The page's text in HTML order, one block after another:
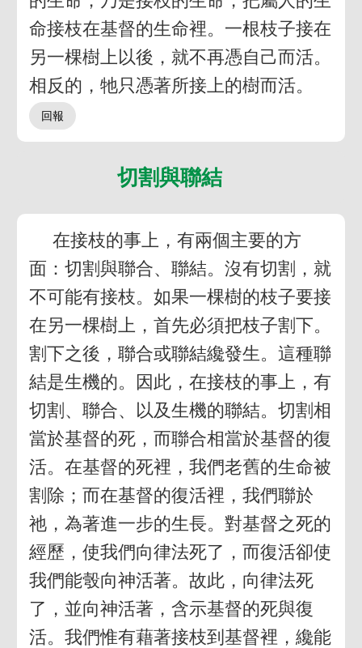
命接枝在基督的生命裡。一根枝子接在
另一棵樹上以後，就不再憑自己而活。
相反的，牠只憑著所接上的樹而活。
切割與聯結
在接枝的事上，有兩個主要的方
面：切割與聯合、聯結。沒有切割，就
不可能有接枝。如果一棵樹的枝子要接
在另一棵樹上，首先必須把枝子割下。
割下之後，聯合或聯結纔發生。這種聯
結是生機的。因此，在接枝的事上，有
切割、聯合、以及生機的聯結。切割相
當於基督的死，而聯合相當於基督的復
活。在基督的死裡，我們老舊的生命被
割除；而在基督的復活裡，我們聯於
祂，為著進一步的生長。對基督之死的
經歷，使我們向律法死了，而復活卻使
我們能彀向神活著。故此，向律法死
了，並向神活著，含示基督的死與復
活。我們惟有藉著接枝到基督裡，纔能